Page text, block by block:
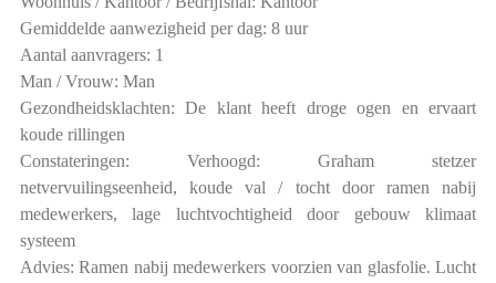
Gemiddelde aanwezigheid per dag: 8 uur
Aantal aanvragers: 1
Man / Vrouw: Man
Gezondheidsklachten: De klant heeft droge ogen en ervaart
koude rillingen
Constateringen: Verhoogd: Graham stetzer
netvervuilingseenheid, koude val / tocht door ramen nabij
medewerkers, lage luchtvochtigheid door gebouw klimaat
systeem
Advies: Ramen nabij medewerkers voorzien van glasfolie. Lucht